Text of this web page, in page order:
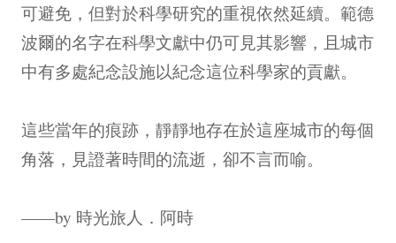
可避免，但對於科學研究的重視依然延續。範德
波爾的名字在科學文獻中仍可見其影響，且城市
中有多處紀念設施以紀念這位科學家的貢獻。
這些當年的痕跡，靜靜地存在於這座城市的每個
角落，見證著時間的流逝，卻不言而喻。
——by 時光旅人．阿時